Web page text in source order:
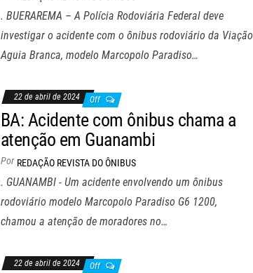
. BUERAREMA – A Polícia Rodoviária Federal deve
investigar o acidente com o ônibus rodoviário da Viação
Aguia Branca, modelo Marcopolo Paradiso…
22 de abril de 2024 Off
BA: Acidente com ônibus chama a
atenção em Guanambi
Por REDAÇÃO REVISTA DO ÔNIBUS
. GUANAMBI - Um acidente envolvendo um ônibus
rodoviário modelo Marcopolo Paradiso G6 1200,
chamou a atenção de moradores no…
22 de abril de 2024 Off